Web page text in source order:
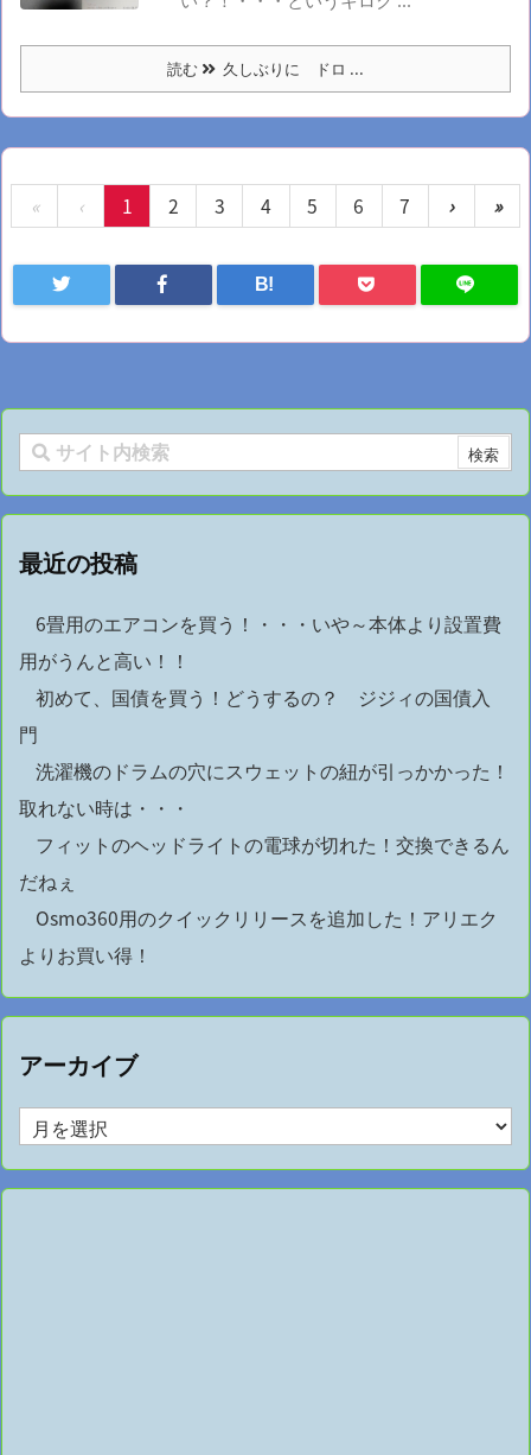
読む 久しぶりに ドロ ...
« ‹ 1 2 3 4 5 6 7 › »
B!
最近の投稿
6畳用のエアコンを買う！・・・いや～本体より設置費
用がうんと高い！！
初めて、国債を買う！どうするの？ ジジィの国債入
門
洗濯機のドラムの穴にスウェットの紐が引っかかった！
取れない時は・・・
フィットのヘッドライトの電球が切れた！交換できるん
だねぇ
Osmo360用のクイックリリースを追加した！アリエク
よりお買い得！
アーカイブ
ー
カ